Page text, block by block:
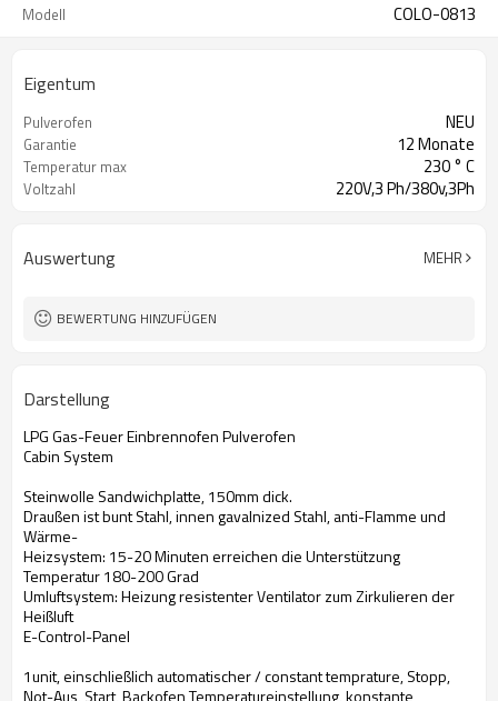
Modell COLO-0813
Eigentum
Pulverofen NEU
Garantie 12 Monate
Temperatur max 230 ° C
Voltzahl 220V,3 Ph/380v,3Ph
Auswertung MEHR
BEWERTUNG HINZUFÜGEN
Darstellung
LPG Gas-Feuer Einbrennofen Pulverofen
Cabin System
Steinwolle Sandwichplatte, 150mmdick.
Draußenist buntStahl,innengavalnized Stahl,anti-Flamme und
Wärme-
Heizsystem: 15-20 Minutenerreichendie Unterstützung
Temperatur180-200Grad
Umluftsystem: HeizungresistenterVentilatorzum Zirkulieren der
Heißluft
E-Control-Panel
1unit,einschließlich automatischer/ constanttemprature, Stopp,
Not-Aus,Start, BackofenTemperatureinstellung,konstante